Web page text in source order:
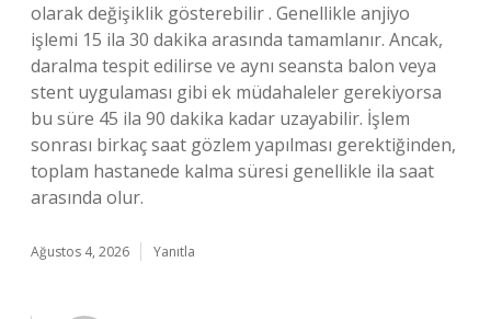
olarak değişiklik gösterebilir . Genellikle anjiyo
işlemi 15 ila 30 dakika arasında tamamlanır. Ancak,
daralma tespit edilirse ve aynı seansta balon veya
stent uygulaması gibi ek müdahaleler gerekiyorsa
bu süre 45 ila 90 dakika kadar uzayabilir. İşlem
sonrası birkaç saat gözlem yapılması gerektiğinden,
toplam hastanede kalma süresi genellikle ila saat
arasında olur.
Ağustos 4, 2026 Yanıtla